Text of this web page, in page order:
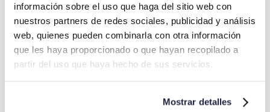
información sobre el uso que haga del sitio web con
nuestros partners de redes sociales, publicidad y análisis
web, quienes pueden combinarla con otra información
que les haya proporcionado o que hayan recopilado a
partir del uso que haya hecho de sus servicios.
Mostrar detalles
Uso de tokens dinâmicos, um sistema que gera um
código único por pagamento
Capacidade de bloqueio instantâneo
Menor exposição a dados sensíveis